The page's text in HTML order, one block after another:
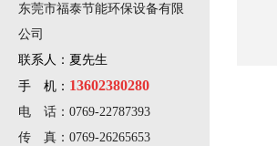
东莞市福泰节能环保设备有限
公司
联系人：夏先生
手 机： 13602380280
电 话：0769-22787393
传 真：0769-26265653